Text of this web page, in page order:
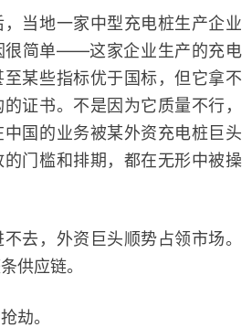
当地一家中型充电桩生产企业
很简单——这家企业生产的充电
某些指标优于国标，但它拿不
证书。不是因为它质量不行，
国的业务被某外资充电桩巨头
门槛和排期，都在无形中被操
，外资巨头顺势占领市场。
供应链。
劫。